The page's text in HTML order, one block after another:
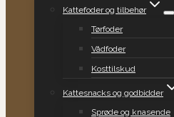
Kattefoder og tilbehør
Tørfoder
Vådfoder
Kosttilskud
Kattesnacks og godbidder
Sprøde og knasende